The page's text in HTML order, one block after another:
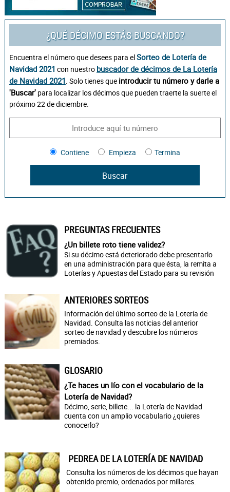
¿QUÉ DÉCIMO ESTÁS BUSCANDO?
Encuentra el número que desees para elSorteo de Lotería de
Navidad 2021 con nuestro buscador de décimos de La Lotería
de Navidad 2021. Solo tienes que introducir tu número y darle a
'Buscar'para localizar los décimos que pueden traerte la suerte el
próximo 22 de diciembre.
Contiene Empieza Termina
PREGUNTAS FRECUENTES
¿Un billete roto tiene validez?
Si su décimo está deteriorado debe presentarlo
en una administración para que ésta, la remita a
Loterías y Apuestas del Estado para su revisión
ANTERIORES SORTEOS
Información del último sorteo de la Lotería de
Navidad. Consulta las noticias del anterior
sorteo de navidad y descubre los números
premiados.
GLOSARIO
¿Te haces un lío con el vocabulario de la
Lotería de Navidad?
Décimo, serie, billete... la Lotería de Navidad
cuenta con un amplio vocabulario ¿quieres
conocerlo?
PEDREA DE LA LOTERÍA DE NAVIDAD
Consulta los números de los décimos que hayan
obtenido premio, ordenados por millares.